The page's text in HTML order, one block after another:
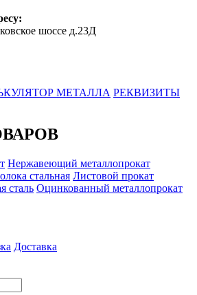
шоссе д.23Д
МЕТАЛЛА РЕКВИЗИТЫ
Нержавеющий металлопрокат
стальная Листовой прокат
сталь Оцинкованный металлопрокат
Доставка